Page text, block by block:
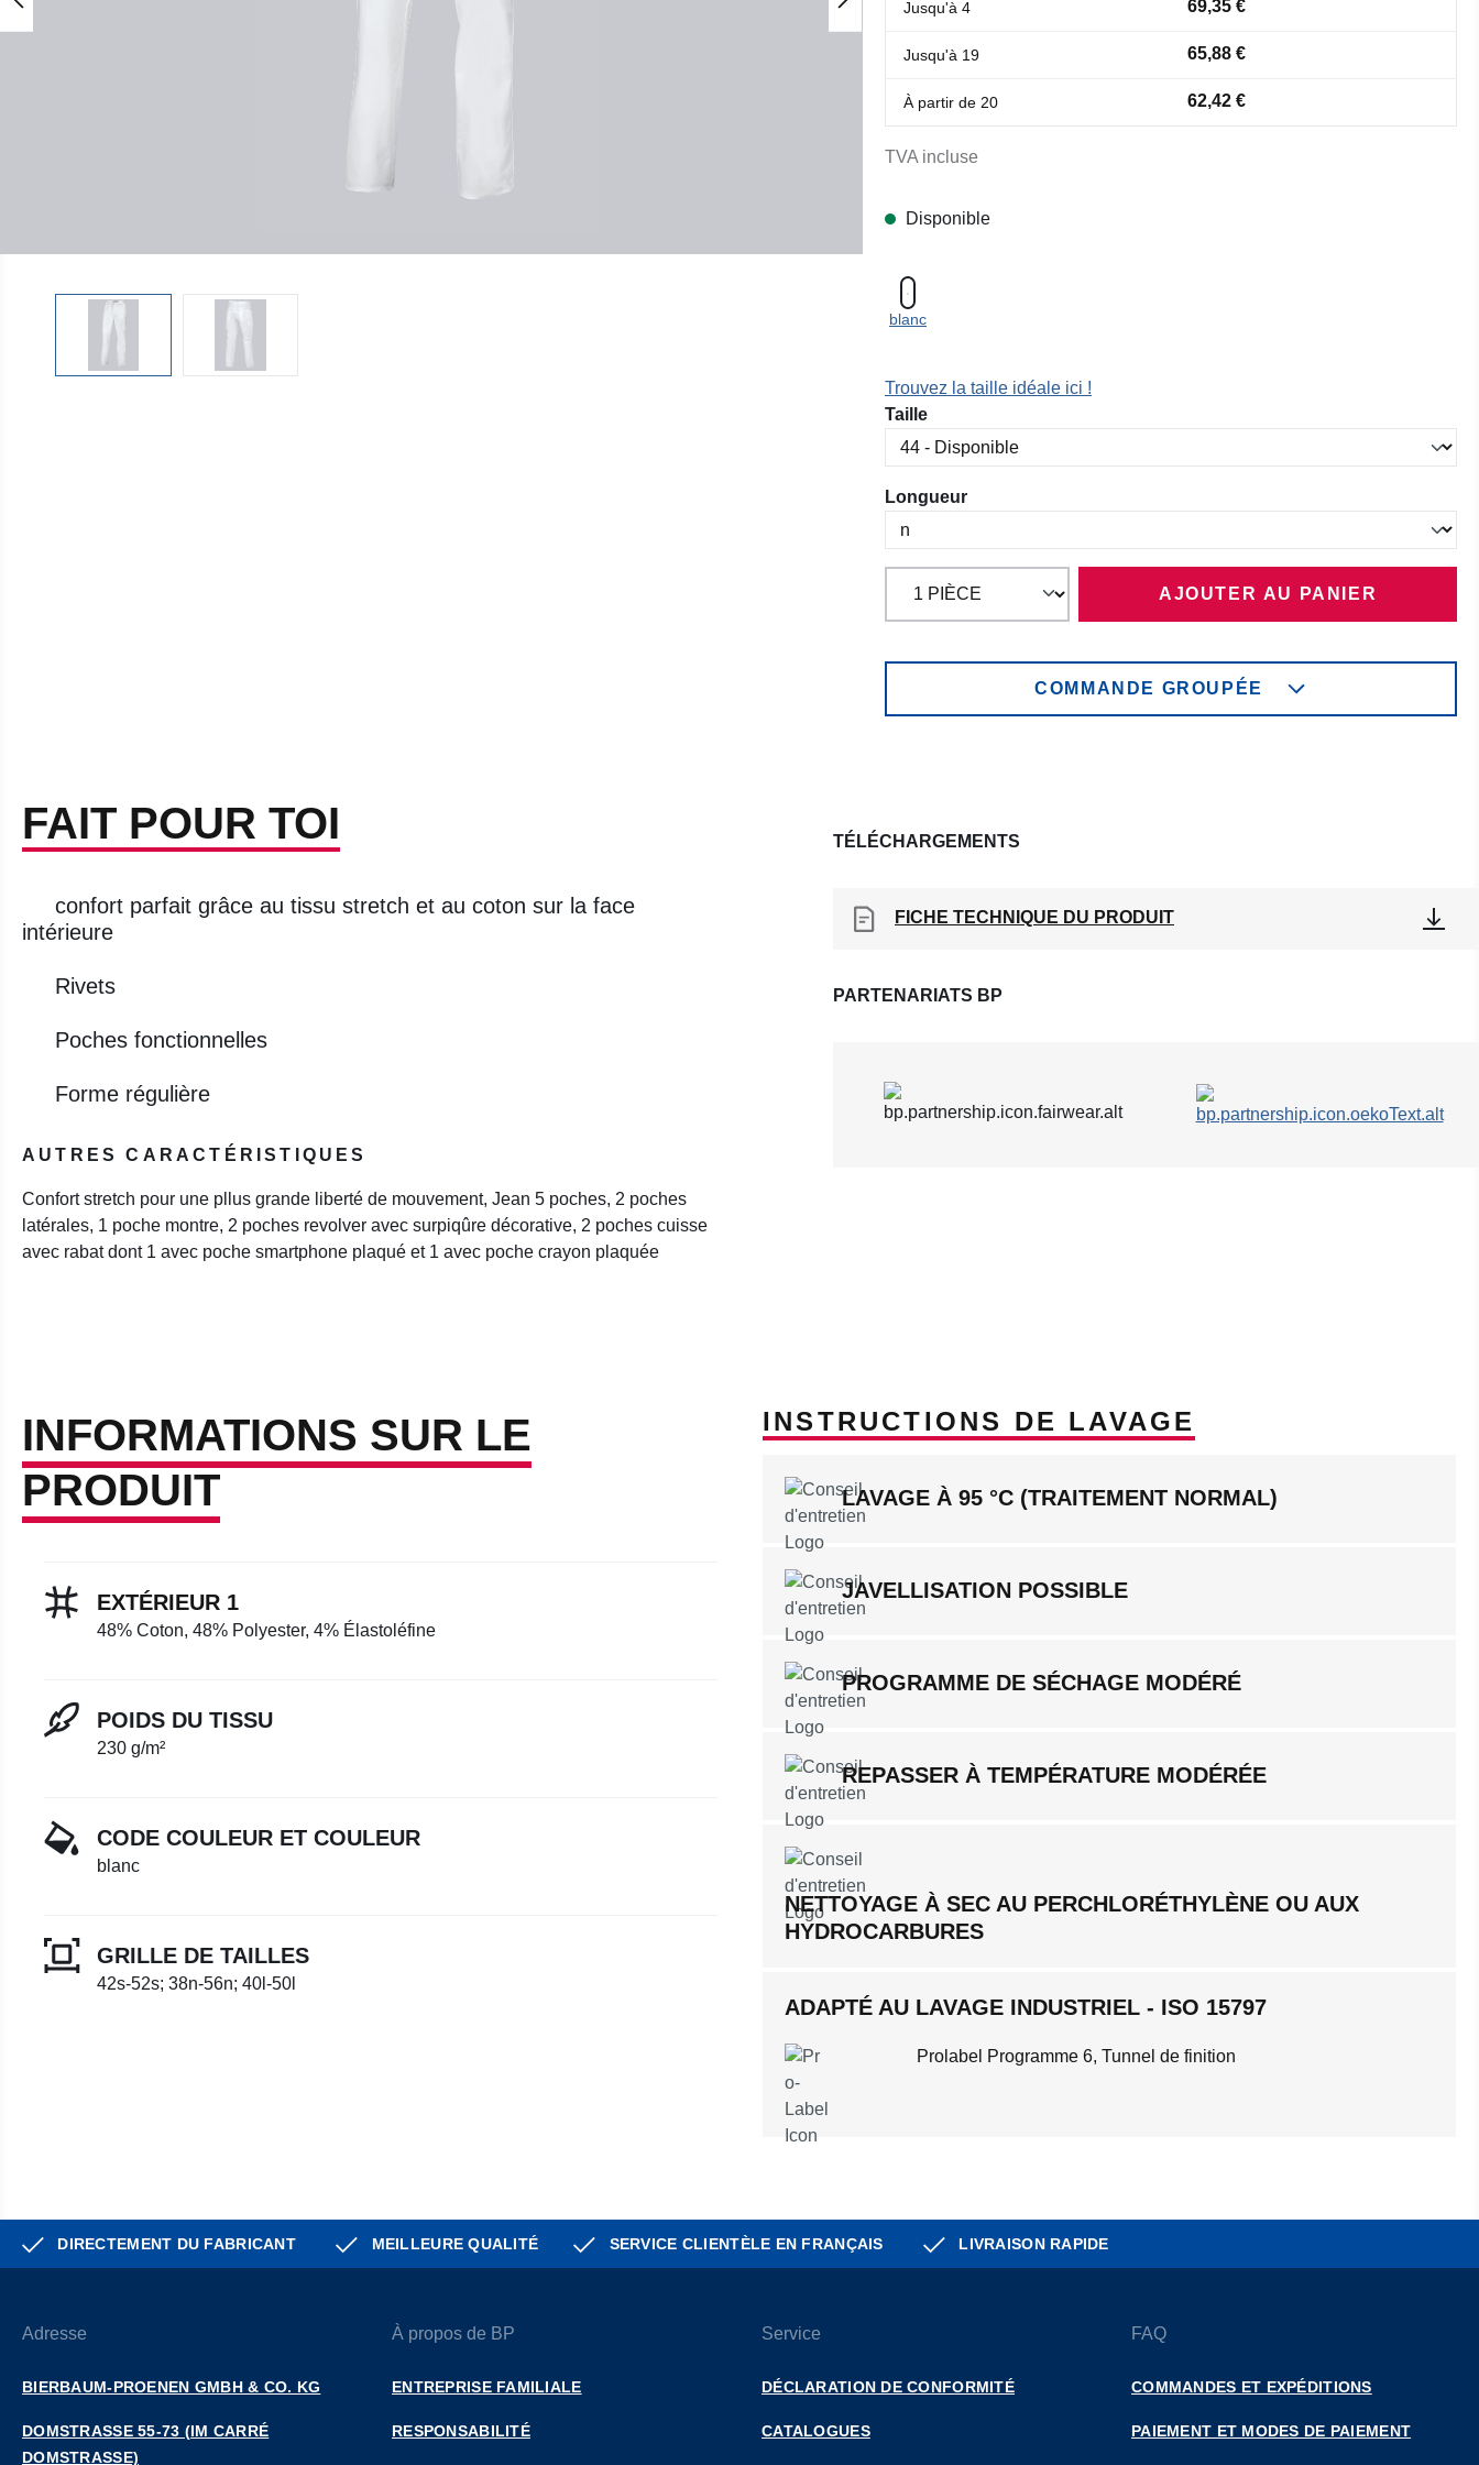
Jusqu'à 4 69,35 €
Jusqu'à 19 65,88 €
À partir de 20 62,42 €
TVA incluse
Disponible
blanc
Trouvez la taille idéale ici !
Sélectionnez
Taille
Sélectionnez
Longueur
AJOUTER AU PANIER
COMMANDE GROUPÉE
FAIT POUR TOI
confort parfait grâce au tissu stretch et au coton sur la face
intérieure
Rivets
Poches fonctionnelles
Forme régulière
AUTRES CARACTÉRISTIQUES
Confort stretch pour une pllus grande liberté de mouvement, Jean 5 poches, 2 poches
latérales, 1 poche montre, 2 poches revolver avec surpiqûre décorative, 2 poches cuisse
avec rabat dont 1 avec poche smartphone plaqué et 1 avec poche crayon plaquée
TÉLÉCHARGEMENTS
FICHE TECHNIQUE DU PRODUIT
PARTENARIATS BP
INFORMATIONS SUR LE
PRODUIT
EXTÉRIEUR 1
48% Coton, 48% Polyester, 4% Élastoléfine
POIDS DU TISSU
230 g/m²
CODE COULEUR ET COULEUR
blanc
GRILLE DE TAILLES
42s-52s; 38n-56n; 40l-50l
INSTRUCTIONS DE LAVAGE
LAVAGE À 95 °C (TRAITEMENT NORMAL)
JAVELLISATION POSSIBLE
PROGRAMME DE SÉCHAGE MODÉRÉ
REPASSER À TEMPÉRATURE MODÉRÉE
NETTOYAGE À SEC AU PERCHLORÉTHYLÈNE OU AUX
HYDROCARBURES
ADAPTÉ AU LAVAGE INDUSTRIEL - ISO 15797
Prolabel Programme 6, Tunnel de finition
DIRECTEMENT DU FABRICANT MEILLEURE QUALITÉ SERVICE CLIENTÈLE EN FRANÇAIS LIVRAISON RAPIDE
Adresse
BIERBAUM-PROENEN GMBH & CO. KG
DOMSTRASSE 55-73 (IM CARRÉ D
OMSTRASSE)
À propos de BP
ENTREPRISE FAMILIALE
RESPONSABILITÉ
Service
DÉCLARATION DE CONFORMITÉ
CATALOGUES
FAQ
COMMANDES ET EXPÉDITIONS
PAIEMENT ET MODES DE PAIEMENT